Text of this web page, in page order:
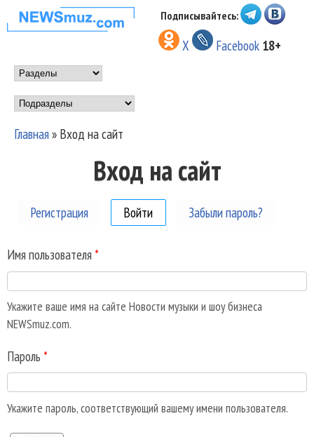
Перейти к основному
содержанию
НОВОСТИ
МУЗЫКИ И
ШОУ БИЗНЕСА
NEWSMUZ.COM
Подписывайтесь:
X Facebook 18+
Main menu
Подразделы
Вы здесь
Главная» Вход на сайт
Вход на сайт
Регистрация Войти (активная вкладка)
Забыли пароль?
Имя пользователя *
Укажите ваше имя на сайте Новости музыки и шоу бизнеса
NEWSmuz.com.
Пароль *
Укажите пароль, соответствующий вашему имени пользователя.